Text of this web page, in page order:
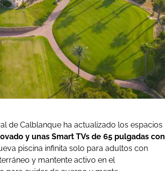
de Calblanque ha actualizado los espacios
y unas Smart TVs de 65 pulgadas con
piscina infinita solo para adultos con
y mantente activo en el